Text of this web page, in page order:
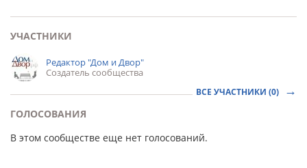
УЧАСТНИКИ
Редактор "Дом и Двор"
Создатель сообщества
ВСЕ УЧАСТНИКИ (0)
ГОЛОСОВАНИЯ
В этом сообществе еще нет голосований.